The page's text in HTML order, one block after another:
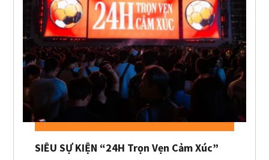
SIÊU SỰ KIỆN “24H Trọn Vẹn Cảm Xúc”